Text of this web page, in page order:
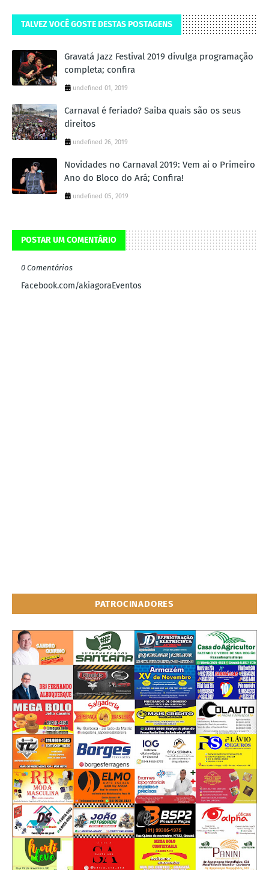
TALVEZ VOCÊ GOSTE DESTAS POSTAGENS
Gravatá Jazz Festival 2019 divulga programação
completa; confira
undefined 01, 2019
Carnaval é feriado? Saiba quais são os seus
direitos
undefined 26, 2019
Novidades no Carnaval 2019: Vem ai o Primeiro
Ano do Bloco do Ará; Confira!
undefined 05, 2019
POSTAR UM COMENTÁRIO
0 Comentários
Facebook.com/akiagoraEventos
PATROCINADORES